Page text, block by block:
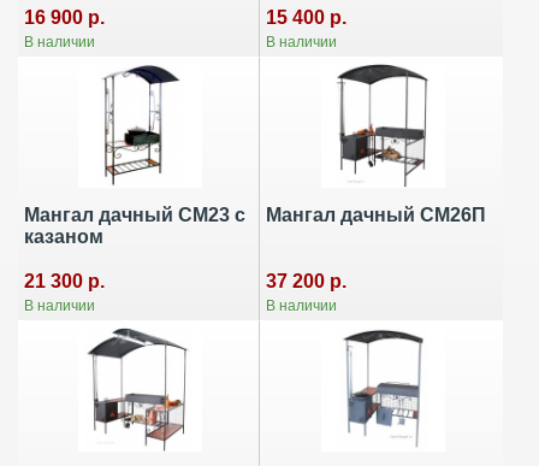
16 900 р.
В наличии
15 400 р.
В наличии
Мангал дачный СМ23 с
казаном
21 300 р.
В наличии
Мангал дачный СМ26П
37 200 р.
В наличии